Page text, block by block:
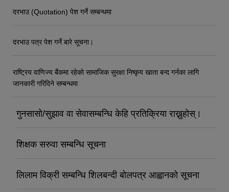
दरभाउ (Quotation) पेश गर्ने सम्बन्धमा
दरभाउ पत्र पेश गर्ने बारे सूचना।
राष्ट्रिय वाणिज्य बैंकमा रहेको सामाजिक सुरक्षा निष्कृय खाता बन्द गर्नका लागि
जानकारी गरिदिने सम्बन्धमा
गुनसासो/सुझाव वा सेवासम्बन्धि केहि प्रतिक्रिया राख्नुहोस्।
शिक्षक सरुवा सम्बन्धि सूचना
लिलाम विक्री सम्बन्धि शिलबन्दी बोलपत्र आह्वानको सूचना